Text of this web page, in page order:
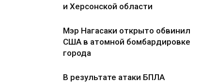
и Херсонской области
Мэр Нагасаки открыто обвинил
США в атомной бомбардировке
города
В результате атаки БПЛА